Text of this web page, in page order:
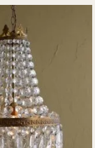
ジカップ＆ソー